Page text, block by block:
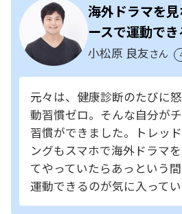
海外ドラマを
ースで運動でき
小松原 良友さん
元々は、健康診断のたびに
動習慣ゼロ。そんな自分が
習慣ができました。トレッ
ングもスマホで海外ドラマ
てやっていたらあっという
運動できるのが気に入ってい